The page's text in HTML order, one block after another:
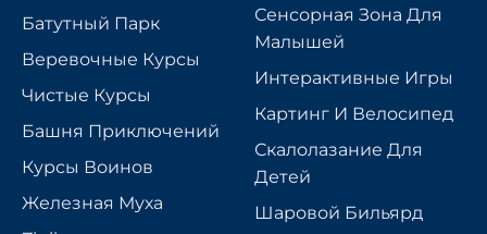
Батутный Парк
Веревочные Курсы
Чистые Курсы
Башня Приключений
Курсы Воинов
Железная Муха
Сенсорная Зона Для
Малышей
Интерактивные Игры
Картинг И Велосипед
Скалолазание Для
Детей
Шаровой Бильярд